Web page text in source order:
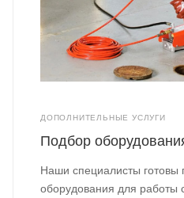
ДОПОЛНИТЕЛЬНЫЕ УСЛУГИ
Подбор
Наши специалисты готовы
оборудования для работы